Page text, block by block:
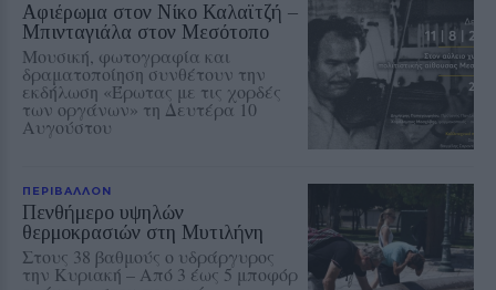
Αφιέρωμα στον Νίκο Καλαϊτζή –
Μπινταγιάλα στον Μεσότοπο
Μουσική, φωτογραφία και
δραματοποίηση συνθέτουν την
εκδήλωση «Έρωτας με τις χορδές
των οργάνων» τη Δευτέρα 10
Αυγούστου
ΠΕΡΙΒΑΛΛΟΝ
Πενθήμερο υψηλών
θερμοκρασιών στη Μυτιλήνη
Στους 38 βαθμούς ο υδράργυρος
την Κυριακή – Από 3 έως 5 μποφόρ